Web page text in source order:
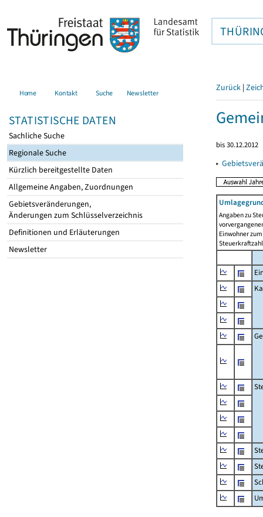
Home Kontakt Suche Newsletter
STATISTISCHE DATEN
Sachliche Suche
Regionale Suche
Kürzlich bereitgestellte Daten
Allgemeine Angaben, Zuordnungen
Gebietsveränderungen,
Änderungen zum Schlüsselverzeichnis
Definitionen und Erläuterungen
Newsletter
Zurück |
bis 30.12.2012
▸
Angaben zu
Einwohner